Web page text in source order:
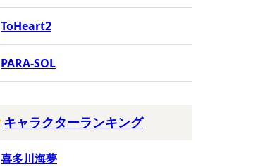
ToHeart2
PARA-SOL
キャラクターランキング
喜多川海夢